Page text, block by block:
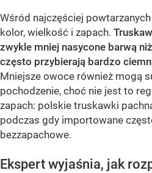
Wśród najczęściej
kolor, wielkość i zapach.
zwykle mniej nasycone barwą
często przybierają bardzo
Mniejsze owoce również mogą
pochodzenie, choć nie jest to
zapach: polskie truskawki
podczas gdy importowane
bezzapachowe.
Ekspert wyjaśnia, jak